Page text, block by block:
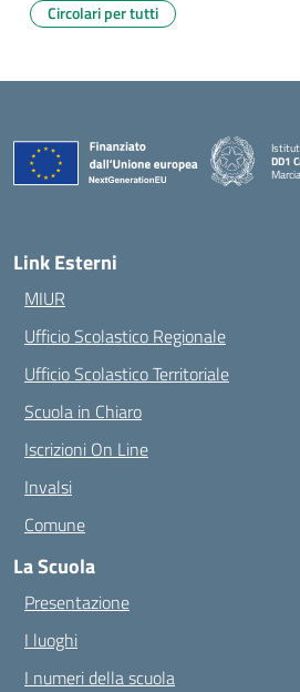
Circolari per tutti
DD1
Link Esterni
MIUR
Ufficio Scolastico Regionale
Ufficio Scolastico Territoriale
Scuola in Chiaro
Iscrizioni On Line
Invalsi
Comune
La Scuola
Presentazione
I luoghi
I numeri della scuola